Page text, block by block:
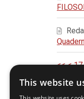
<< < 17
This website